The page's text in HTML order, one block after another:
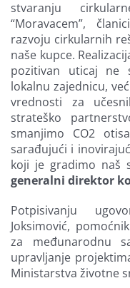
stvaranju
“Moravacem”,
razvoju cirkularnih
naše kupce.
pozitivan uticaj ne
lokalnu zajednicu,
vrednosti za
strateško
smanjimo CO2
sarađujući i
koji je gradimo naš
generalni direktor
Potpisivanju
Joksimović,
za međunarodnu
upravljanje
Ministarstva životne